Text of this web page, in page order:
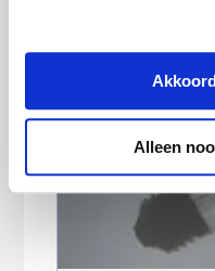
Alleen
Brand door
weten